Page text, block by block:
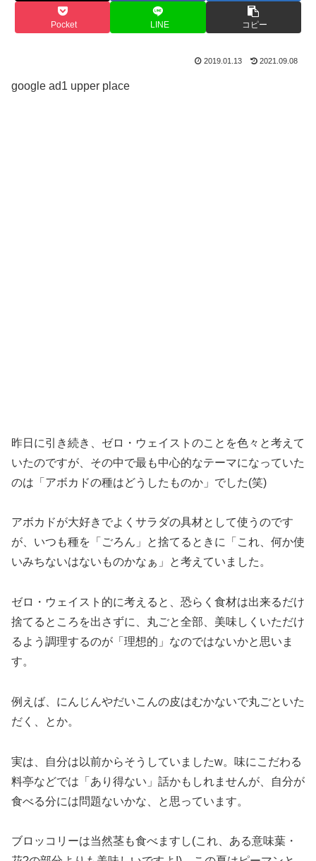
Pocket LINE コピー
2019.01.13 2021.09.08
google ad1 upper place
昨日に引き続き、ゼロ・ウェイストのことを色々と考えて
いたのですが、その中で最も中心的なテーマになっていた
のは「アボカドの種はどうしたものか」でした(笑)
アボカドが大好きでよくサラダの具材として使うのです
が、いつも種を「ごろん」と捨てるときに「これ、何か使
いみちないはないものかなぁ」と考えていました。
ゼロ・ウェイスト的に考えると、恐らく食材は出来るだけ
捨てるところを出さずに、丸ごと全部、美味しくいただけ
るよう調理するのが「理想的」なのではないかと思いま
す。
例えば、にんじんやだいこんの皮はむかないで丸ごといた
だく、とか。
実は、自分は以前からそうしていましたw。味にこだわる
料亭などでは「あり得ない」話かもしれませんが、自分が
食べる分には問題ないかな、と思っています。
ブロッコリーは当然茎も食べますし(これ、ある意味葉・